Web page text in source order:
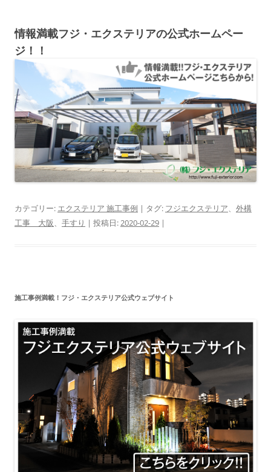
情報満載フジ・エクステリアの公式ホームペー
ジ！！
カテゴリー: エクステリア 施工事例 | タグ: フジエクステリア
外構
工事 大阪
手すり | 投稿日: 2020-02-29 |
施工事例満載！フジ・エクステリア公式ウェブサイト